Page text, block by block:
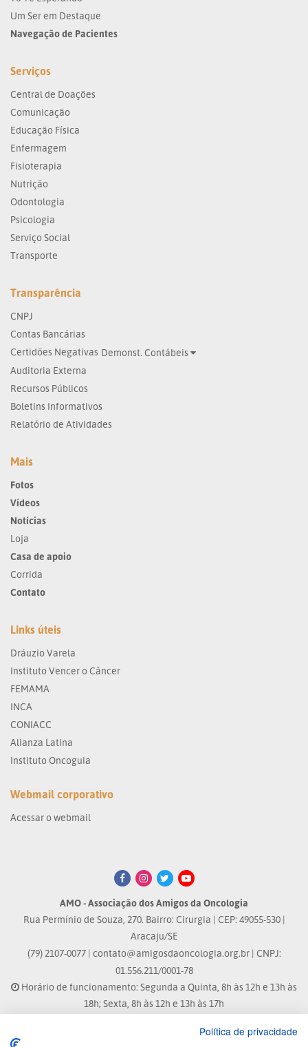
Um Ser em Destaque
Navegação de Pacientes
Serviços
Central de Doações
Comunicação
Educação Física
Enfermagem
Fisioterapia
Nutrição
Odontologia
Psicologia
Serviço Social
Transporte
Transparência
CNPJ
Contas Bancárias
Certidões Negativas Demonst. Contábeis
Auditoria Externa
Recursos Públicos
Boletins Informativos
Relatório de Atividades
Mais
Fotos
Vídeos
Notícias
Loja
Casa de apoio
Corrida
Contato
Links úteis
Dráuzio Varela
Instituto Vencer o Câncer
FEMAMA
INCA
CONIACC
Alianza Latina
Instituto Oncoguia
Webmail corporativo
Acessar o webmail
AMO - Associação dos Amigos da Oncologia
Rua Permínio de Souza, 270. Bairro: Cirurgia | CEP: 49055-530 |
Aracaju/SE
(79) 2107-0077 | contato@amigosdaoncologia.org.br| CNPJ:
01.556.211/0001-78
Horário de funcionamento: Segunda a Quinta, 8h às 12h e 13h às
18h; Sexta, 8h às 12h e 13h às 17h
Site atualizado em: 04/08/2026 às 10:33hPolítica de privacidade